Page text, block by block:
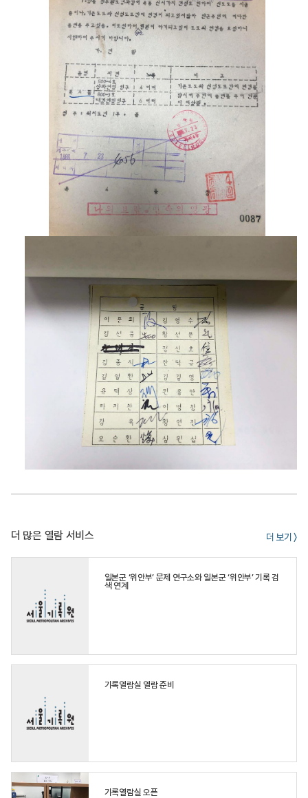
더 많은 열람 서비스 더 보기 〉
일본군 ‘위안부’ 문제 연구소와 일본군 ‘위안부’ 기록 검
색 연계
기록열람실 열람 준비
기록열람실 오픈